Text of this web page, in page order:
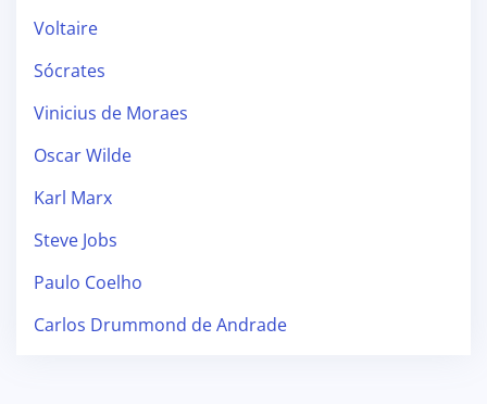
Voltaire
Sócrates
Vinicius de Moraes
Oscar Wilde
Karl Marx
Steve Jobs
Paulo Coelho
Carlos Drummond de Andrade